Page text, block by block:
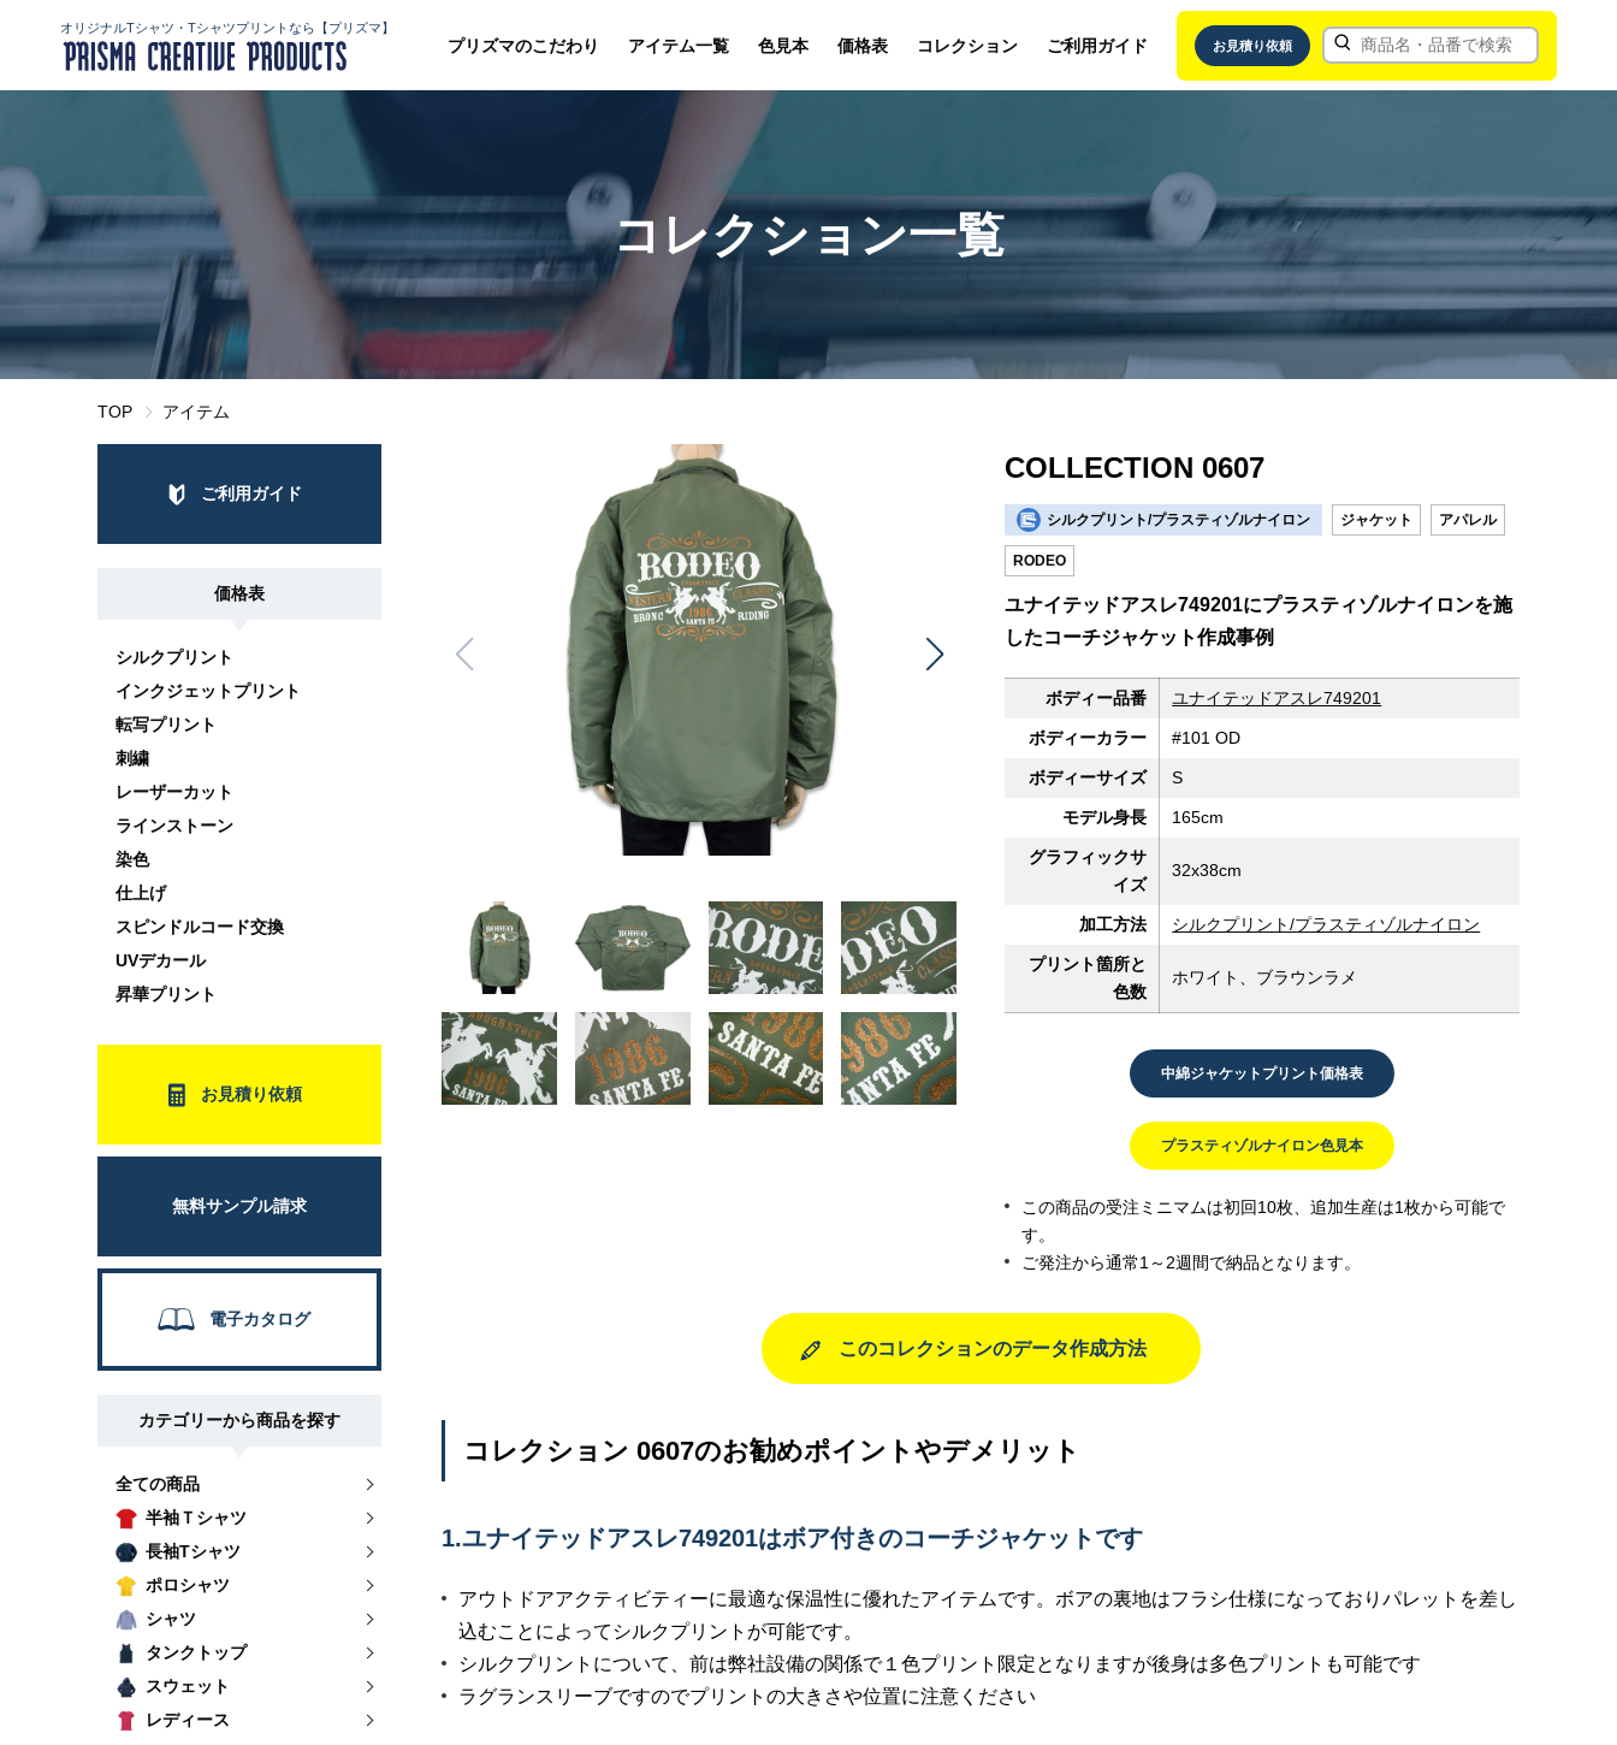
オリジナルTシャツ・Tシャツプリントなら【プリズマ】
プリズマのこだわり アイテム一覧 色見本 価格表 コレクション ご利用ガイド お見積り依頼
コレクション一覧
TOP アイテム
ご利用ガイド
価格表
シルクプリント
インクジェットプリント
転写プリント
刺繍
レーザーカット
ラインストーン
染色
仕上げ
スピンドルコード交換
UVデカール
昇華プリント
お見積り依頼
無料サンプル請求
電子カタログ
カテゴリーから商品を探す
全ての商品
半袖Ｔシャツ
長袖Tシャツ
ポロシャツ
シャツ
タンクトップ
スウェット
レディース
COLLECTION 0607
シルクプリント/プラスティゾルナイロン ジャケット アパレル
RODEO
ユナイテッドアスレ749201にプラスティゾルナイロンを施
したコーチジャケット作成事例
ボディー品番 ユナイテッドアスレ749201
ボディーカラー #101 OD
ボディーサイズ S
モデル身長 165cm
グラフィックサ
イズ
32x38cm
加工方法 シルクプリント/プラスティゾルナイロン
プリント箇所と
色数
ホワイト、ブラウンラメ
中綿ジャケットプリント価格表
プラスティゾルナイロン色見本
この商品の受注ミニマムは初回10枚、追加生産は1枚から可能で
す。
ご発注から通常1～2週間で納品となります。
このコレクションのデータ作成方法
コレクション 0607のお勧めポイントやデメリット
1.ユナイテッドアスレ749201はボア付きのコーチジャケットです
アウトドアアクティビティーに最適な保温性に優れたアイテムです。ボアの裏地はフラシ仕様になっておりパレットを差し
込むことによってシルクプリントが可能です。
シルクプリントについて、前は弊社設備の関係で１色プリント限定となりますが後身は多色プリントも可能です
ラグランスリーブですのでプリントの大きさや位置に注意ください